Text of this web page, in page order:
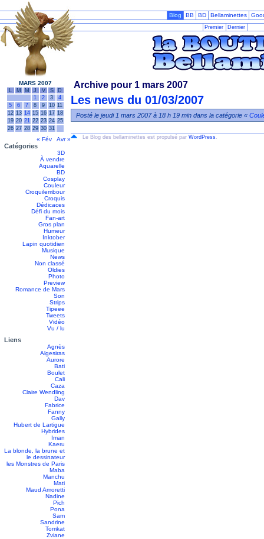
Blog BB BD Bellaminettes
Premier Dernier
MARS 2007
L M M J V S
D
1
2 3
4
5
6 7 8 9 10 11
12 13 14 15 16 17 18
19 20 21 22 23 24 25
26 27 28 29 30 31
« Fév Avr »
Catégories
3D
À vendre
Aquarelle
BD
Cosplay
Couleur
Croquilembour
Croquis
Dédicaces
Défi du mois
Fan-art
Gros plan
Humeur
Inktober
Lapin quotidien
Musique
News
Non classé
Oldies
Photo
Preview
Romance de Mars
Son
Strips
Tipeee
Tweets
Vidéo
Vu / lu
Liens
Agnès
Algesiras
Aurore
Bati
Boulet
Cali
Caza
Claire Wendling
Dav
Fabrice
Fanny
Gally
Hubert de Lartigue
Hybrides
Iman
Kaeru
La blonde, la brune et
le dessinateur
les Monstres de Paris
Maba
Manchu
Mati
Maud Amoretti
Nadine
Pich
Pona
Sam
Sandrine
Tomkat
Zviane
Archive pour 1 mars 2007
Les news du 01/03/2007
Posté le jeudi 1 mars 2007 à 18 h 19 min dans la catégorie «
Le Blog des bellaminettes est propulsé par WordPress.